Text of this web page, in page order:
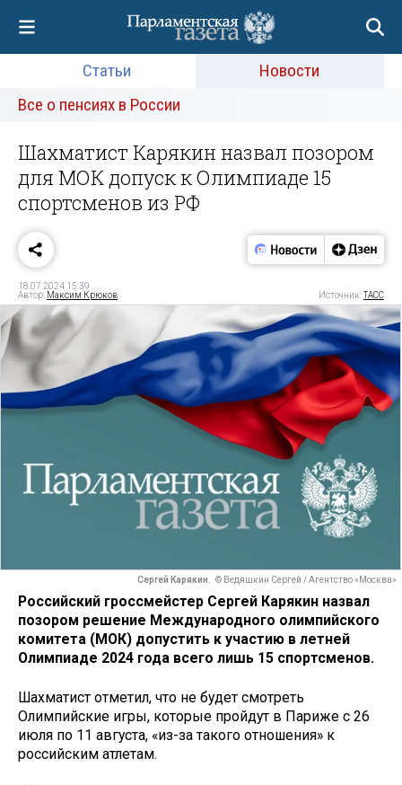
Статьи
Новости
Все о пенсиях в России
Шахматист Карякин назвал позором
для МОК допуск к Олимпиаде 15
спортсменов из РФ
18.07.2024 15:39
Автор: Максим Крюков Источник:ТАСС
Сергей Карякин. © Ведяшкин Сергей / Агентство «Москва»
Российский гроссмейстер Сергей Карякин назвал
позором решение Международного олимпийского
комитета (МОК) допустить к участию в летней
Олимпиаде 2024 года всего лишь 15 спортсменов.
Шахматист отметил, что не будет смотреть
Олимпийские игры, которые пройдут в Париже с 26
июля по 11 августа, «из-за такого отношения» к
российским атлетам.